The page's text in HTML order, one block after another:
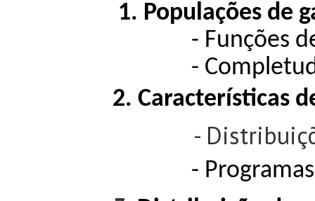
1. Populações de
- Funções
- Completude
2. Características de
- Distribuições
- Programas de